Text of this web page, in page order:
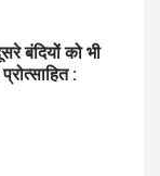
बंदियों को भी
: